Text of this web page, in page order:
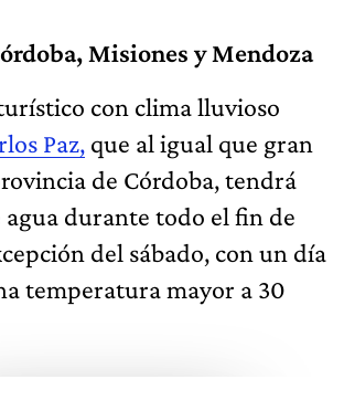
Misiones y Mendoza
con clima lluvioso
Paz, que al igual que gran
de Córdoba, tendrá
agua durante todo el fin de
del sábado, con un día
temperatura mayor a 30